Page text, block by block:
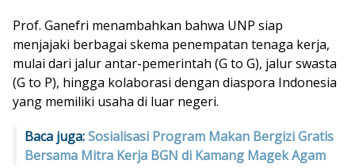
Prof. Ganefri menambahkan bahwa UNP siap
menjajaki berbagai skema penempatan tenaga kerja,
mulai dari jalur antar-pemerintah (G to G), jalur swasta
(G to P), hingga kolaborasi dengan diaspora Indonesia
yang memiliki usaha di luar negeri.
Baca juga:Sosialisasi Program Makan Bergizi Gratis
Bersama Mitra Kerja BGN di Kamang Magek Agam